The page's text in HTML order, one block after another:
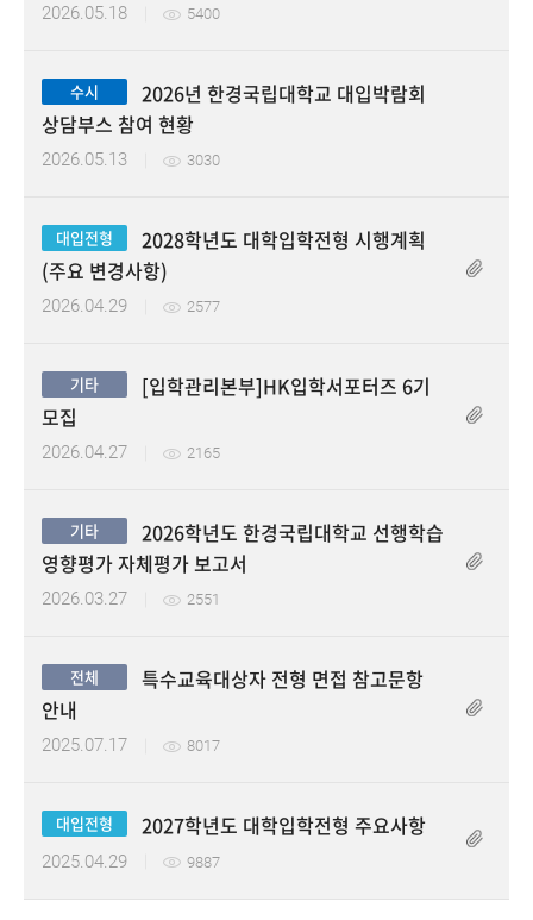
2026.05.18 5400
수시
2026년 한경국립대학교 대입박람회
상담부스 참여 현황
2026.05.13 3030
대입전형
2028학년도 대학입학전형 시행계획
(주요 변경사항)
첨부파일
2026.04.29 2577
기타
[입학관리본부]HK입학서포터즈 6기
모집
첨부파일
2026.04.27 2165
기타
2026학년도 한경국립대학교 선행학습
영향평가 자체평가 보고서
첨부파일
2026.03.27 2551
전체
특수교육대상자 전형 면접 참고문항
안내
2025.07.17 8017
대입전형 2027학년도 대학입학전형 주요사항
2025.04.29 9887